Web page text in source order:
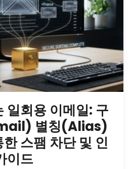
일회용 이메일: 구
별칭(Alias)
스팸 차단 및 인
이드